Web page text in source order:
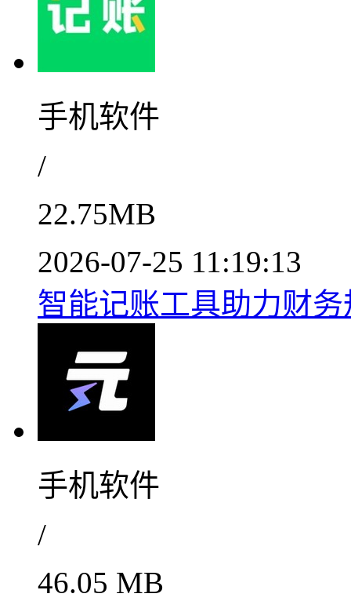
手机软件
/
22.75MB
2026-07-25 11:19:13
智能记账工具助力财
手机软件
/
46.05 MB